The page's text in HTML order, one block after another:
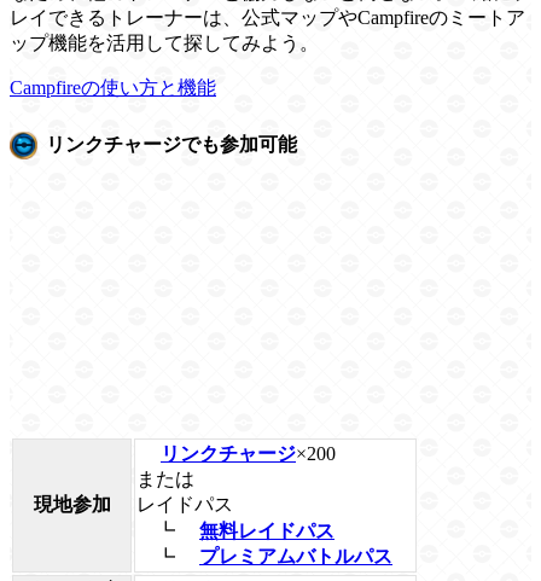
レイできるトレーナーは、公式マップやCampfireのミートア
ップ機能を活用して探してみよう。
Campfireの使い方と機能
リンクチャージでも参加可能
現地参加
リンクチャージ×200
または
レイドパス
┗
無料レイドパス
┗
プレミアムバトルパス